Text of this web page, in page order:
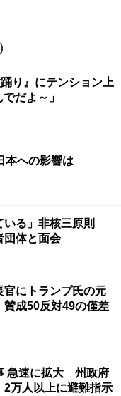
り』にテンション上
だよ～」
への影響は
いる」非核三原則
団体と面会
にトランプ氏の元
成50反対49の僅差
急速に拡大 州政府
万人以上に避難指示